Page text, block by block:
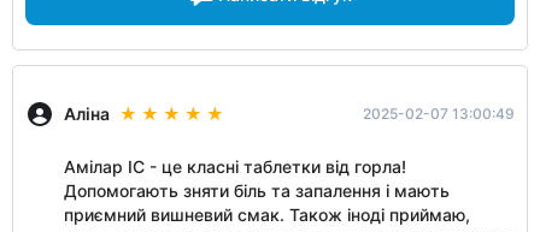
Аліна 2025-02-07 13:00:49
Амілар ІС - це класні таблетки від горла!
Допомогають зняти біль та запалення і мають
приємний вишневий смак. Також іноді приймаю,